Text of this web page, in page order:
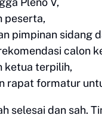
peserta,
pimpinan sidang
calon
ketua terpilih,
rapat formatur
selesai dan sah.